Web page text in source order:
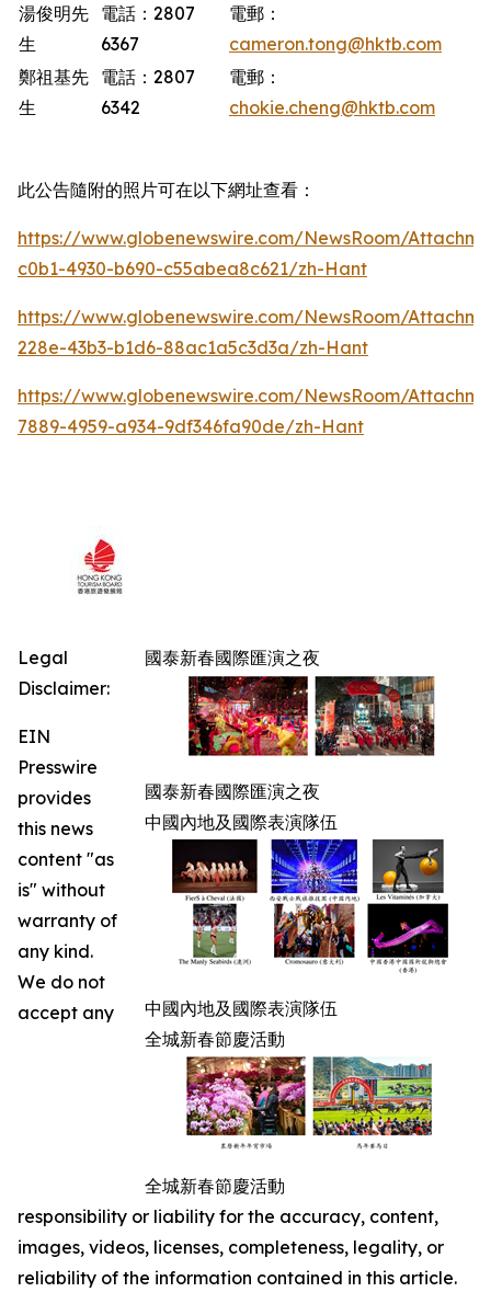
湯俊明先
生
電話：2807
6367
電郵：
cameron.tong@hktb.com
鄭祖基先
生
電話：2807
6342
電郵：
chokie.cheng@hktb.com
此公告隨附的照片可在以下網址查看：
https://www.globenewswire.com/NewsRoom/
c0b1-4930-b690-c55abea8c621/zh-Hant
https://www.globenewswire.com/NewsRoom/
228e-43b3-b1d6-88ac1a5c3d3a/zh-Hant
https://www.globenewswire.com/NewsRoom/
7889-4959-a934-9df346fa90de/zh-Hant
國泰新春國際匯演之夜
國泰新春國際匯演之夜
中國內地及國際表演隊伍
中國內地及國際表演隊伍
全城新春節慶活動
全城新春節慶活動
Legal
Disclaimer:
EIN
Presswire
provides
this news
content "as
is" without
warranty of
any kind.
We do not
accept any
responsibility or liability for the accuracy, content,
images, videos, licenses, completeness, legality, or
reliability of the information contained in this article.